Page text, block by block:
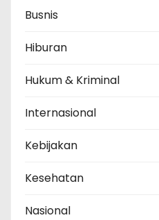
Busnis
Hiburan
Hukum & Kriminal
Internasional
Kebijakan
Kesehatan
Nasional